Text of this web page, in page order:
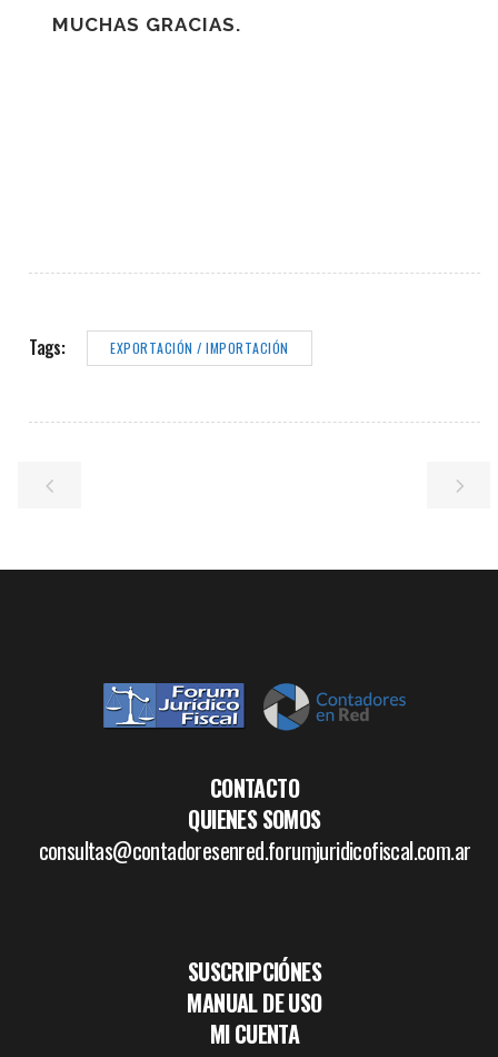
MUCHAS GRACIAS.
Tags: EXPORTACIÓN / IMPORTACIÓN
CONTACTO
QUIENES SOMOS
consultas@contadoresenred.forumjuridicofiscal.com.ar
SUSCRIPCIÓNES
MANUAL DE USO
MI CUENTA